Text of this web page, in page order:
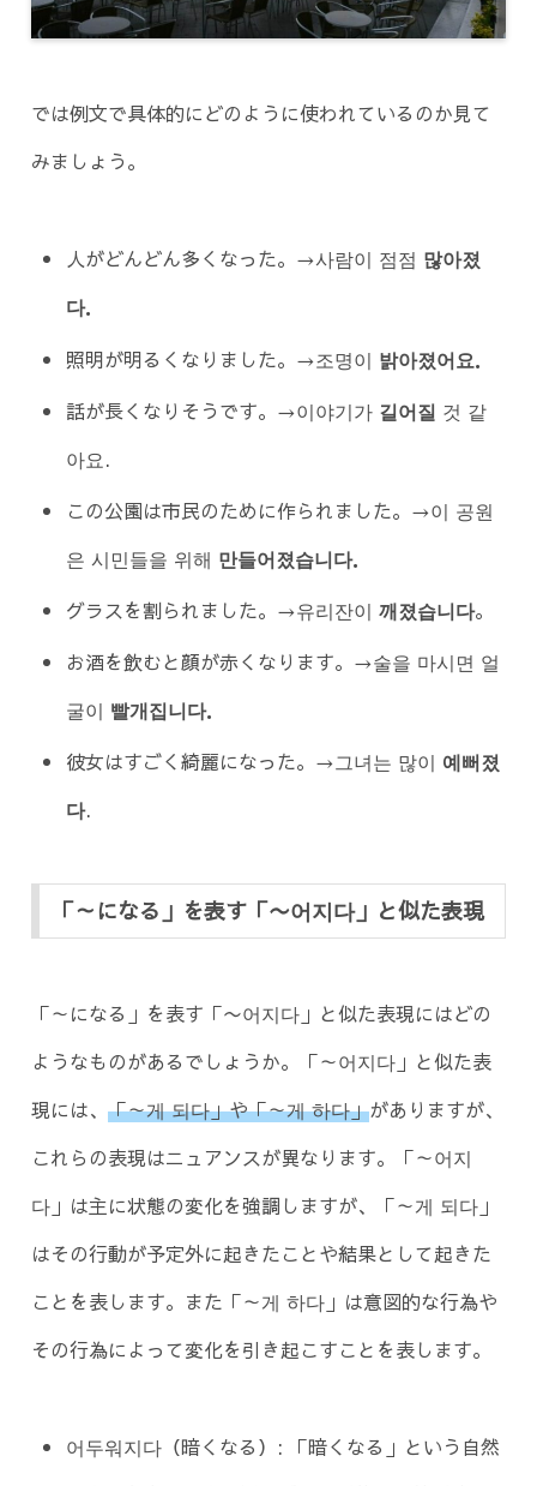
では例文で具体的にどのように使われているのか見て
みましょう。
人がどんどん多くなった。→사람이 점점 많아졌
다．
照明が明るくなりました。→조명이 밝아졌어요．
話が長くなりそうです。→이야기가 길어질 것 같
아요.
この公園は市民のために作られました。→이 공원
은 시민들을 위해 만들어졌습니다．
グラスを割られました。→유리잔이깨졌습니다。
お酒を飲むと顔が赤くなります。→술을 마시면 얼
굴이 빨개집니다．
彼女はすごく綺麗になった。→그녀는 많이 예뻐졌
다.
「～になる」を表す「〜어지다」と似た表現
「～になる」を表す「〜어지다」と似た表現にはどの
ようなものがあるでしょうか。「～어지다」と似た表
現には、 「～게 되다」や「～게 하다」がありますが、
これらの表現はニュアンスが異なります。「～어지
다」は主に状態の変化を強調しますが、「～게 되다」
はその行動が予定外に起きたことや結果として起きた
ことを表します。また「～게 하다」は意図的な行為や
その行為によって変化を引き起こすことを表します。
어두워지다（暗くなる）: 「暗くなる」という自然